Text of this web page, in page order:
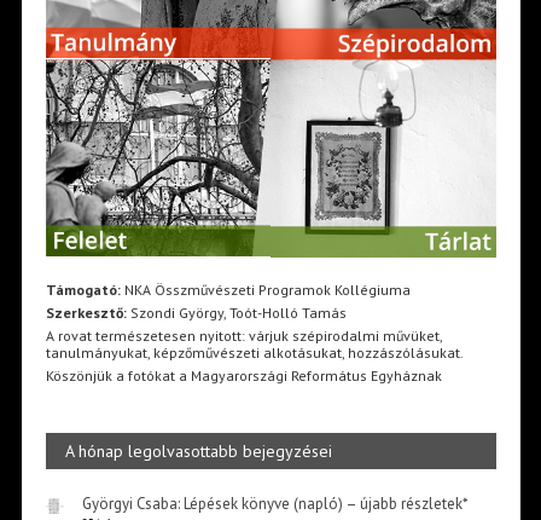
Támogató:NKA Összművészeti Programok Kollégiuma
Szerkesztő:Szondi György, Toót-Holló Tamás
A rovat természetesen nyitott: várjuk szépirodalmi művüket,
tanulmányukat, képzőművészeti alkotásukat, hozzászólásukat.
Köszönjük a fotókat a Magyarországi Református Egyháznak
A hónap legolvasottabb bejegyzései
Györgyi Csaba: Lépések könyve (napló) – újabb részletek*